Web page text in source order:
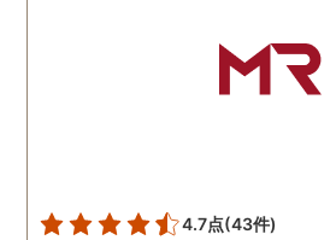
かり注意してくださる方で
した。本当に感謝してま
す。また分からない事があ
がとうございました！！
4.7点(43件)